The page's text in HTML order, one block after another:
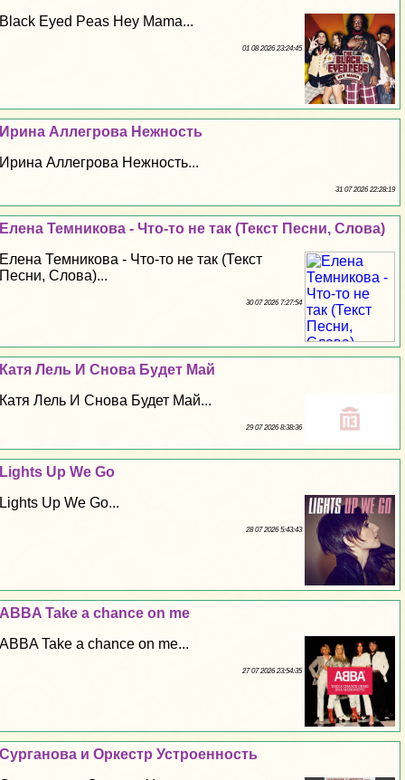
Black Eyed Peas Hey Mama...
01 08 2026 23:24:45
Ирина Аллегрова Нежность
Ирина Аллегрова Нежность...
31 07 2026 22:28:19
Елена Темникова - Что-то не так (Текст Песни, Слова)
Елена Темникова - Что-то не так (Текст
Песни, Слова)...
30 07 2026 7:27:54
Катя Лель И Снова Будет Май
Катя Лель И Снова Будет Май...
29 07 2026 8:38:36
Lights Up We Go
Lights Up We Go...
28 07 2026 5:43:43
ABBA Take a chance on me
ABBA Take a chance on me...
27 07 2026 23:54:35
Сурганова и Оркестр Устроенность